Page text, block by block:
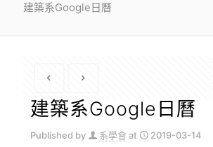
建築系Google日曆
建築系Google日曆
Published by 系學會 at 2019-03-14